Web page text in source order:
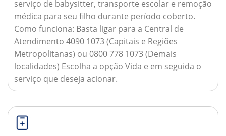
serviço de babysitter, transporte escolar e remoção
médica para seu filho durante período coberto.
Como funciona: Basta ligar para a Central de
Atendimento 4090 1073 (Capitais e Regiões
Metropolitanas) ou 0800 778 1073 (Demais
localidades) Escolha a opção Vida e em seguida o
serviço que deseja acionar.